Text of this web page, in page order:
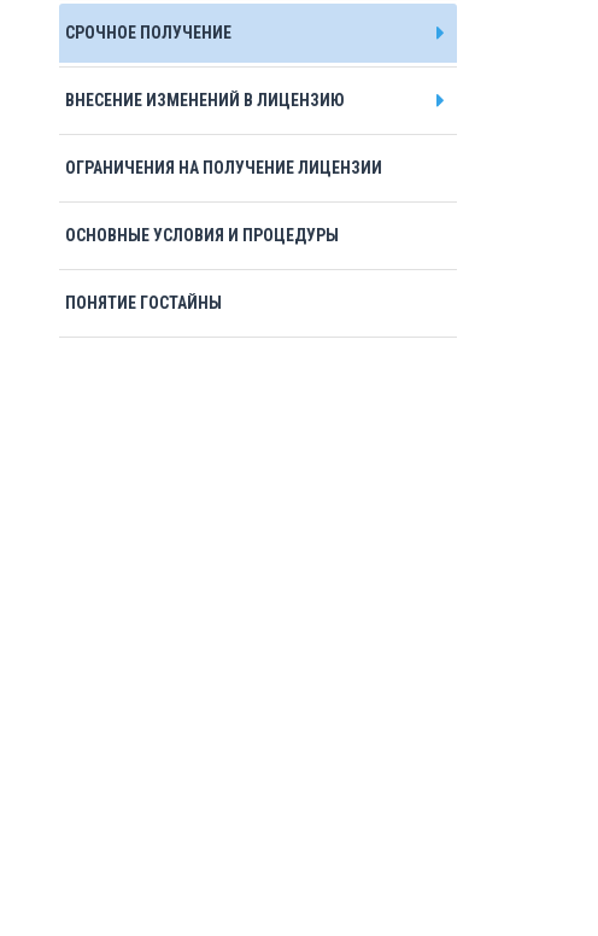
СРОЧНОЕ ПОЛУЧЕНИЕ
ВНЕСЕНИЕ ИЗМЕНЕНИЙ В ЛИЦЕНЗИЮ
ОГРАНИЧЕНИЯ НА ПОЛУЧЕНИЕ ЛИЦЕНЗИИ
ОСНОВНЫЕ УСЛОВИЯ И ПРОЦЕДУРЫ
ПОНЯТИЕ ГОСТАЙНЫ